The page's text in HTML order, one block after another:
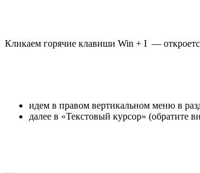
Кликаем горячие клавиши Win + I —
идем в правом вертикальном меню в
далее в «Текстовый курсор» (обратите